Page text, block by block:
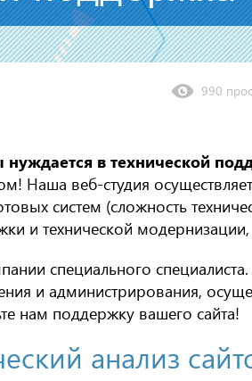
990
в технической
Наша веб-студия
систем (сложность
и технической
специального
и администрирования,
нам поддержку вашего сайта!
анализ